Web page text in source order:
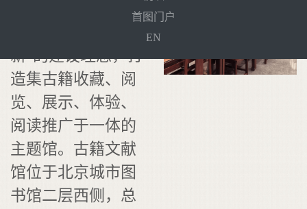
首图门户
EN
古籍文献馆秉
新”的建设理念，打
造集古籍收藏、阅
览、展示、体验、
阅读推广于一体的
主题馆。古籍文献
馆位于北京城市图
书馆二层西侧，总